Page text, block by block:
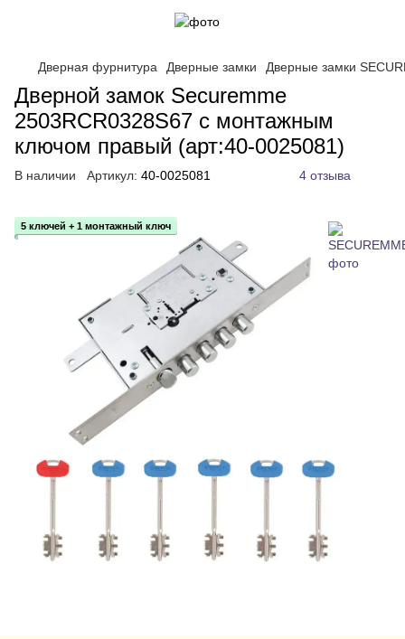
Дверная фурнитура Дверные замки Дверные замки
Дверной замок Securemme
2503RCR0328S67 с монтажным
ключом правый (арт:40-0025081)
В наличии Артикул: 40-0025081 4 отзыва
5 ключей + 1 монтажный ключ